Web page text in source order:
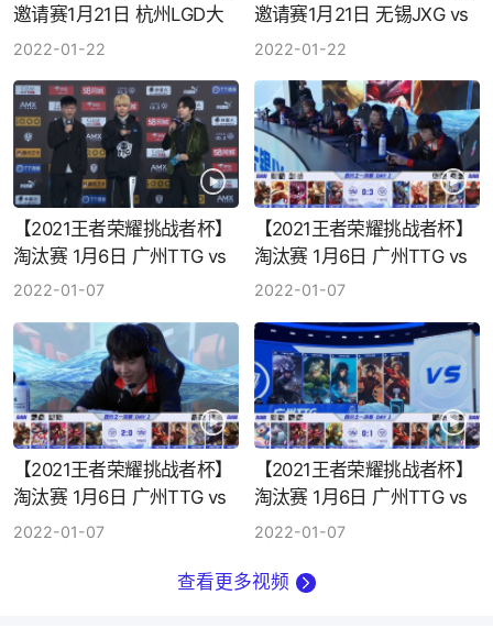
邀请赛1月21日 杭州LGD大
鹅 vs 无锡JXG
2022-01-22
邀请赛1月21日 无锡JXG vs
佛山GK
2022-01-22
【2021王者荣耀挑战者杯】
淘汰赛 1月6日 广州TTG vs
无锡JXG 赛后采访
2022-01-07
【2021王者荣耀挑战者杯】
淘汰赛 1月6日 广州TTG vs
无锡JXG 第4局
2022-01-07
【2021王者荣耀挑战者杯】
淘汰赛 1月6日 广州TTG vs
无锡JXG 第3局
2022-01-07
【2021王者荣耀挑战者杯】
淘汰赛 1月6日 广州TTG vs
无锡JXG 第2局
2022-01-07
查看更多视频